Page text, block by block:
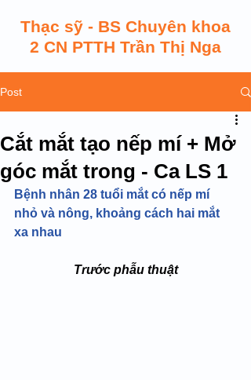
Thạc sỹ - BS Chuyên khoa
2 CN PTTH Trần Thị Nga
Post
Cắt mắt tạo nếp mí + Mở
góc mắt trong - Ca LS 1
Bệnh nhân 28 tuổi mắt có nếp mí
nhỏ và nông, khoảng cách hai mắt
xa nhau
Trước phẫu thuật